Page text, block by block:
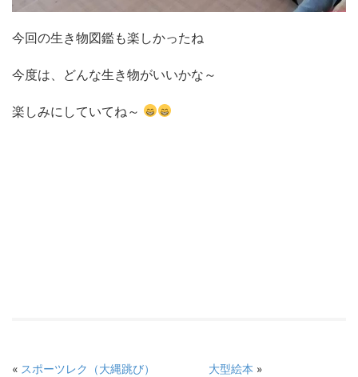
今回の生き物図鑑も楽しかったね
今度は、どんな生き物がいいかな～
楽しみにしていてね～
« スポーツレク（大縄跳び） 大型絵本 »